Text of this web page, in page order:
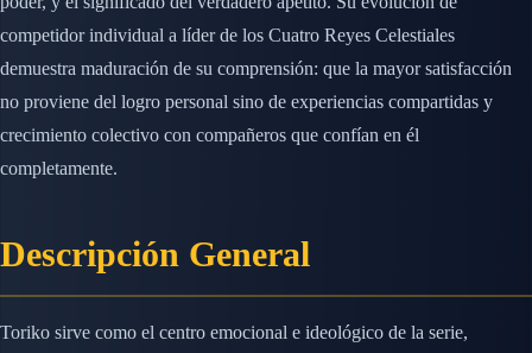
competidor individual a líder de los Cuatro Reyes Celestiales
demuestra maduración de su comprensión: que la mayor satisfacción
no proviene del logro personal sino de experiencias compartidas y
crecimiento colectivo con compañeros que confían en él
completamente.
Descripción General
Toriko sirve como el centro emocional e ideológico de la serie,